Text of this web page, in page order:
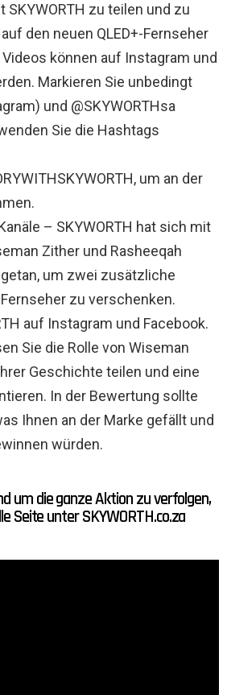
SKYWORTH zu teilen und zu
den neuen QLED+-Fernseher
können auf Instagram und
Markieren Sie unbedingt
und @SKYWORTHsa
Sie die Hashtags
um an der
– SKYWORTH hat sich mit
Zither und Rasheeqah
um zwei zusätzliche
Fernseher zu verschenken.
auf Instagram und Facebook.
Sie die Rolle von Wiseman
Geschichte teilen und eine
In der Bewertung sollte
Ihnen an der Marke gefällt und
würden.
um die ganze Aktion zu verfolgen,
Seite unter SKYWORTH.co.za